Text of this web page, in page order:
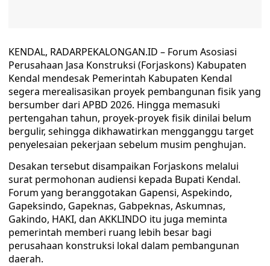
KENDAL, RADARPEKALONGAN.ID – Forum Asosiasi
Perusahaan Jasa Konstruksi (Forjaskons) Kabupaten
Kendal mendesak Pemerintah Kabupaten Kendal
segera merealisasikan proyek pembangunan fisik yang
bersumber dari APBD 2026. Hingga memasuki
pertengahan tahun, proyek-proyek fisik dinilai belum
bergulir, sehingga dikhawatirkan mengganggu target
penyelesaian pekerjaan sebelum musim penghujan.
Desakan tersebut disampaikan Forjaskons melalui
surat permohonan audiensi kepada Bupati Kendal.
Forum yang beranggotakan Gapensi, Aspekindo,
Gapeksindo, Gapeknas, Gabpeknas, Askumnas,
Gakindo, HAKI, dan AKKLINDO itu juga meminta
pemerintah memberi ruang lebih besar bagi
perusahaan konstruksi lokal dalam pembangunan
daerah.